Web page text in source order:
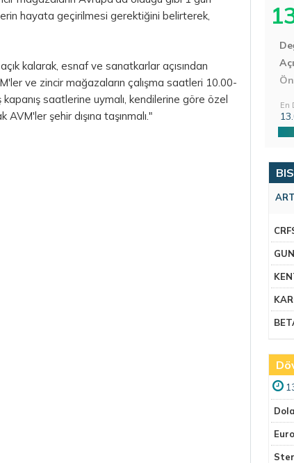
hayata geçirilmesi gerektiğini belirterek,
kalarak, esnaf ve sanatkarlar açısından
ve zincir mağazaların çalışma saatleri 10.00-
kapanış saatlerine uymalı, kendilerine göre özel
şehir dışına taşınmalı."
En
Euro